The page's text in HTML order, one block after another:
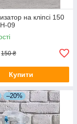
на кліпсі 150
09
150 ₴
Купити
–20%